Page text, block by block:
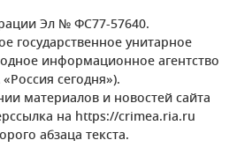
Эл № ФС77-57640.
государственное унитарное
информационное агентство
сегодня»).
материалов и новостей сайта
на https://crimea.ria.ru
абзаца текста.